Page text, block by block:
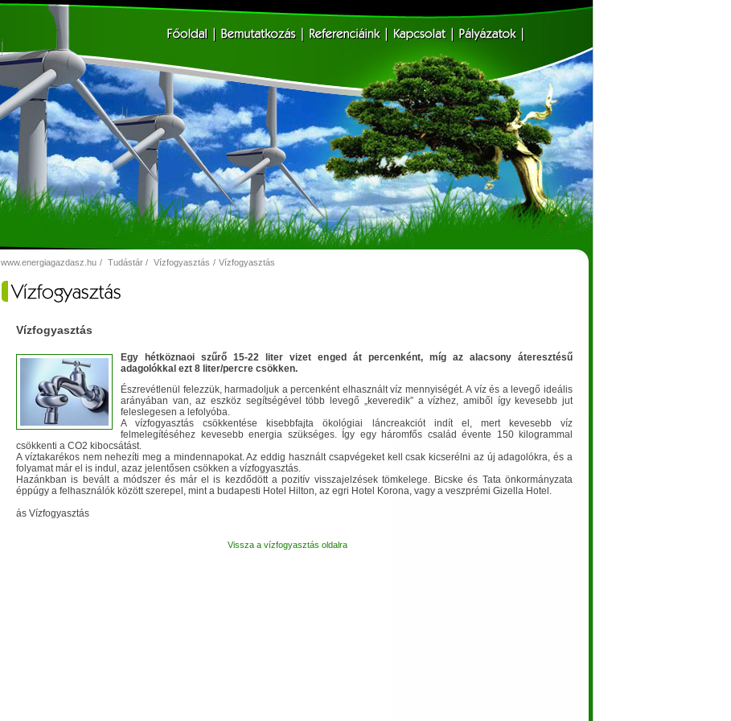
www.energiagazdasz.hu / Tudástár / Vízfogyasztás / Vízfogyasztás
Vízfogyasztás
Egy hétköznaoi szűrő 15-22 liter vizet enged át percenként, míg az alacsony áteresztésű
adagolókkal ezt 8 liter/percre csökken.
Észrevétlenül felezzük, harmadoljuk a percenként elhasznált víz mennyiségét. A víz és a levegő ideális
arányában van, az eszköz segítségével több levegő „keveredik” a vízhez, amiből így kevesebb jut
feleslegesen a lefolyóba.
A vízfogyasztás csökkentése kisebbfajta ökológiai láncreakciót indít el, mert kevesebb víz
felmelegítéséhez kevesebb energia szükséges. Így egy háromfős család évente 150 kilogrammal
csökkenti a CO2 kibocsátást.
A víztakarékos nem nehezíti meg a mindennapokat. Az eddig használt csapvégeket kell csak kicserélni az új adagolókra, és a
folyamat már el is indul, azaz jelentősen csökken a vízfogyasztás.
Hazánkban is bevált a módszer és már el is kezdődött a pozitív visszajelzések tömkelege. Bicske és Tata önkormányzata
éppúgy a felhasználók között szerepel, mint a budapesti Hotel Hilton, az egri Hotel Korona, vagy a veszprémi Gizella Hotel.
ás Vízfogyasztás
Vissza a vízfogyasztás oldalra